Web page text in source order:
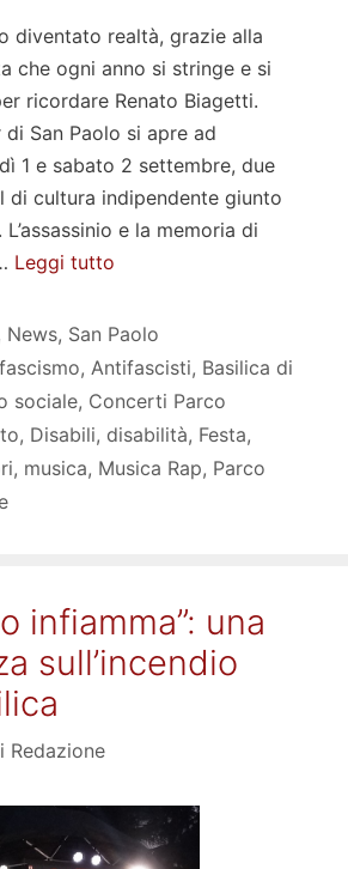
diventato realtà, grazie alla
che ogni anno si stringe e si
ricordare Renato Biagetti.
San Paolo si apre ad
1 e sabato 2 settembre, due
di cultura indipendente giunto
e la memoria di
Leggi tutto
News, San Paolo
, Antifascisti, Basilica di
sociale, Concerti Parco
, Disabili, disabilità, Festa,
, musica, Musica Rap, Parco
infiamma”: una
sull’incendio
Redazione